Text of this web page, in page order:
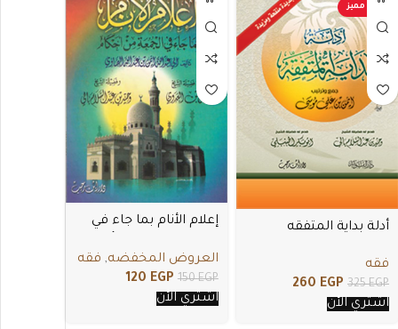
عرض مميز
أدلة بداية المتفقه
فقه
325EGP
260 EGP
اشتري الأن
إعلام الأنام بما جاء في
العروض المخفضه, فقه
150EGP
120 EGP
اشتري الأن